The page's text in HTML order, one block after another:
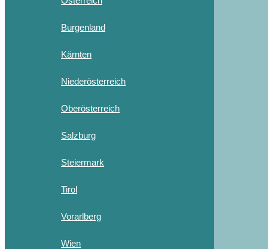
Burgenland
Kärnten
Niederösterreich
Oberösterreich
Salzburg
Steiermark
Tirol
Vorarlberg
Wien